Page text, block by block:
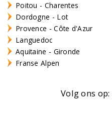
Poitou - Charentes
Dordogne - Lot
Provence - Côte d'Azur
Languedoc
Aquitaine - Gironde
Franse Alpen
Volg ons op: